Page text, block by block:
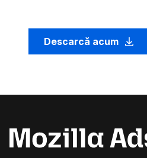
Descarcă acum